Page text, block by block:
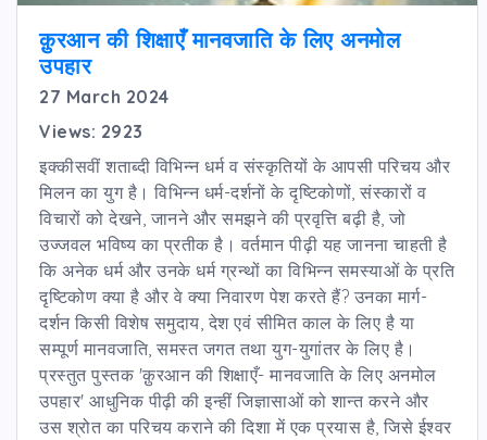
क़ुरआन की शिक्षाएँ मानवजाति के लिए अनमोल
उपहार
27 March 2024
Views: 2923
इक्कीसवीं शताब्दी विभिन्न धर्म व संस्कृतियों के आपसी परिचय और
मिलन का युग है। विभिन्न धर्म-दर्शनों के दृष्टिकोणों, संस्कारों व
विचारों को देखने, जानने और समझने की प्रवृत्ति बढ़ी है, जो
उज्जवल भविष्य का प्रतीक है। वर्तमान पीढ़ी यह जानना चाहती है
कि अनेक धर्म और उनके धर्म ग्रन्थों का विभिन्न समस्याओं के प्रति
दृष्टिकोण क्या है और वे क्या निवारण पेश करते हैं? उनका मार्ग-
दर्शन किसी विशेष समुदाय, देश एवं सीमित काल के लिए है या
सम्पूर्ण मानवजाति, समस्त जगत तथा युग-युगांतर के लिए है।
प्रस्तुत पुस्तक 'क़ुरआन की शिक्षाएँ- मानवजाति के लिए अनमोल
उपहार' आधुनिक पीढ़ी की इन्हीं जिज्ञासाओं को शान्त करने और
उस श्रोत का परिचय कराने की दिशा में एक प्रयास है, जिसे ईश्वर